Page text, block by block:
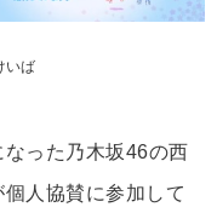
いば
った乃木坂46の西
人協賛に参加して